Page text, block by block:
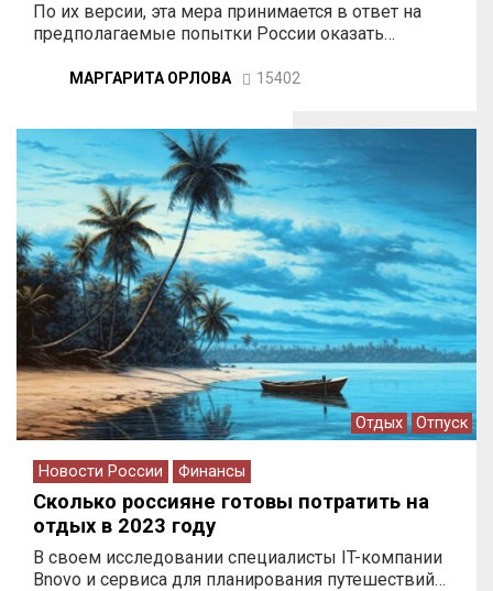
По их версии, эта мера принимается в ответ на
предполагаемые попытки России оказать…
МАРГАРИТА ОРЛОВА 15402
Отдых Отпуск
Новости России Финансы
Сколько россияне готовы потратить на
отдых в 2023 году
В своем исследовании специалисты IT-компании
Bnovo и сервиса для планирования путешествий…